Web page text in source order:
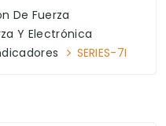
De Fuerza
Y Electrónica
SERIES-7I